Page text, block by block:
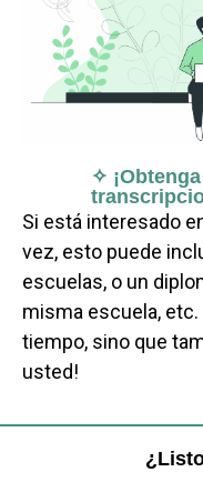
✧
Si está interesado
vez, esto puede
escuelas, o un
misma escuela, etc.
tiempo, sino que
usted!